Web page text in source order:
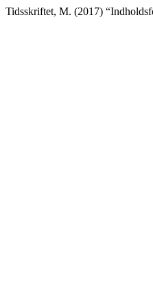
Tidsskriftet, M. (2017)